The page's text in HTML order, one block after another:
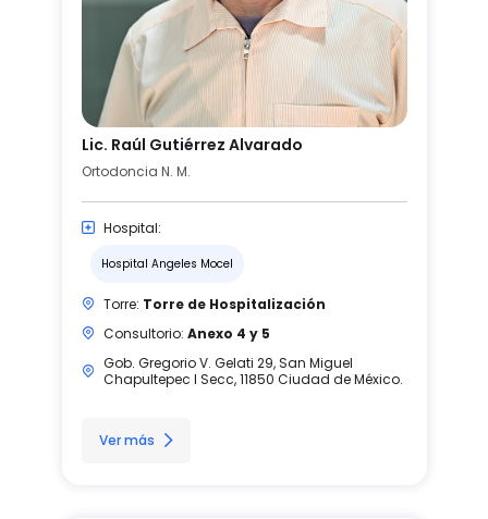
Lic. Raúl Gutiérrez Alvarado
Ortodoncia N. M.
Hospital:
Hospital Angeles Mocel
Torre: Torre de Hospitalización
Consultorio: Anexo 4 y 5
Gob. Gregorio V. Gelati 29, San Miguel
Chapultepec I Secc, 11850 Ciudad de México.
Ver más